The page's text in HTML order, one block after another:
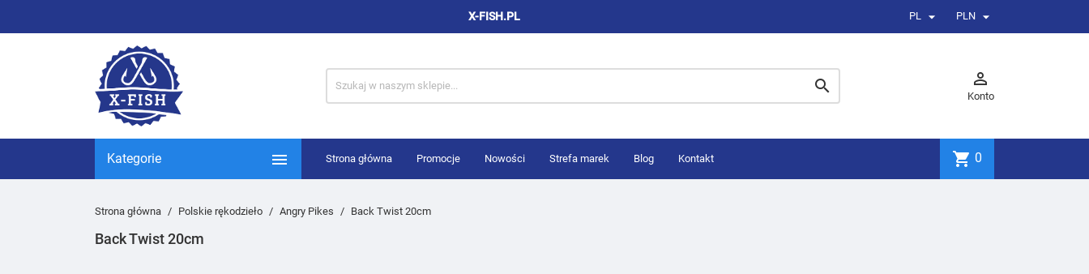
X-FISH.PL PL  PLN 
 
Konto
Kategorie  Strona główna Promocje Nowości Strefa marek Blog Kontakt shopping_cart 0
Strona główna Polskie rękodzieło Angry Pikes Back Twist 20cm
Back Twist 20cm